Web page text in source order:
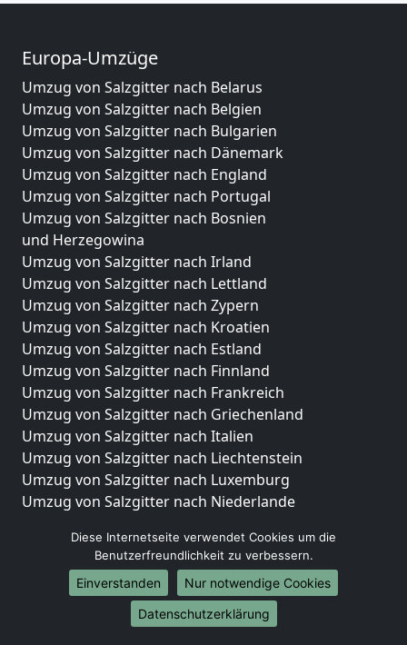
Europa-Umzüge
Umzug von Salzgitter nach Belarus
Umzug von Salzgitter nach Belgien
Umzug von Salzgitter nach Bulgarien
Umzug von Salzgitter nach Dänemark
Umzug von Salzgitter nach England
Umzug von Salzgitter nach Portugal
Umzug von Salzgitter nach Bosnien
und Herzegowina
Umzug von Salzgitter nach Irland
Umzug von Salzgitter nach Lettland
Umzug von Salzgitter nach Zypern
Umzug von Salzgitter nach Kroatien
Umzug von Salzgitter nach Estland
Umzug von Salzgitter nach Finnland
Umzug von Salzgitter nach Frankreich
Umzug von Salzgitter nach Griechenland
Umzug von Salzgitter nach Italien
Umzug von Salzgitter nach Liechtenstein
Umzug von Salzgitter nach Luxemburg
Umzug von Salzgitter nach Niederlande
Umzüge-Deutschlandweit
Umzug von Salzgitter nach Berlin
Umzug von Salzgitter nach Hamburg
Umzug von Salzgitter nach München
Diese Internetseite verwendet Cookies um die
Benutzerfreundlichkeit zu verbessern.
Einverstanden
Nur notwendige Cookies
Datenschutzerklärung